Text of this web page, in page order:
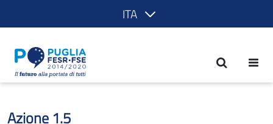
ITA
Interventi per la creazione e il
Azione 1.5